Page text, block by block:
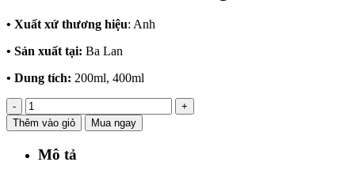
• Xuất xứ thương hiệu: Anh
• Sản xuất tại: Ba Lan
• Dung tích: 200ml, 400ml
-
+
Thêm vào giỏ
Mua ngay
Mô tả